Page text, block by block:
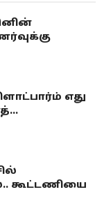
எது
கூட்டணியை